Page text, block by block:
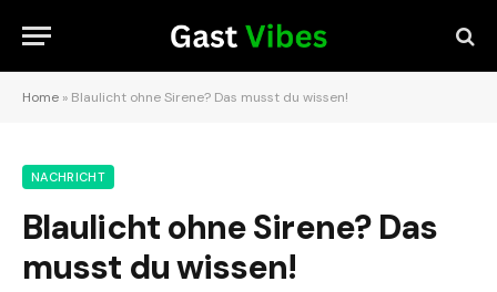
Home » Blaulicht ohne Sirene? Das musst du wissen!
NACHRICHT
Blaulicht ohne Sirene? Das
musst du wissen!